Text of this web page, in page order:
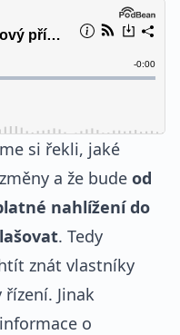
si řekli, jaké
a že bude od
nahlížení do
. Tedy
znát vlastníky
Jinak
o